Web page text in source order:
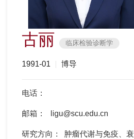
古丽 临床检验诊断学
1991-01 博导
电话：
邮箱： ligu@scu.edu.cn
研究方向：
肿瘤代谢与免疫、衰